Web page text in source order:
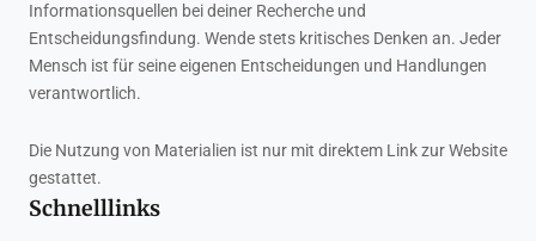
Informationsquellen bei deiner Recherche und
Entscheidungsfindung. Wende stets kritisches Denken an. Jeder
Mensch ist für seine eigenen Entscheidungen und Handlungen
verantwortlich.
Die Nutzung von Materialien ist nur mit direktem Link zur Website
gestattet.
Schnelllinks